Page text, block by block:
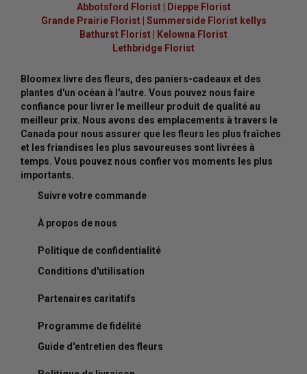
Abbotsford Florist| Dieppe Florist
Grande Prairie Florist| Summerside Florist kellys
Bathurst Florist | Kelowna Florist
Lethbridge Florist
Bloomex livre des fleurs, des paniers-cadeaux et des
plantes d'un océan à l'autre. Vous pouvez nous faire
confiance pour livrer le meilleur produit de qualité au
meilleur prix. Nous avons des emplacements à travers le
Canada pour nous assurer que les fleurs les plus fraîches
et les friandises les plus savoureuses sont livrées à
temps. Vous pouvez nous confier vos moments les plus
importants.
Suivre votre commande
À propos de nous
Politique de confidentialité
Conditions d'utilisation
Partenaires caritatifs
Programme de fidélité
Guide d'entretien des fleurs